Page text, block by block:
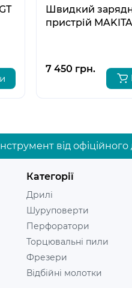
Швидкий
пристрій
7 450 грн.
від офіційного
Категорії
Дрилі
Шуруповерти
Перфоратори
Торцювальні пили
Фрезери
Відбійні молотки